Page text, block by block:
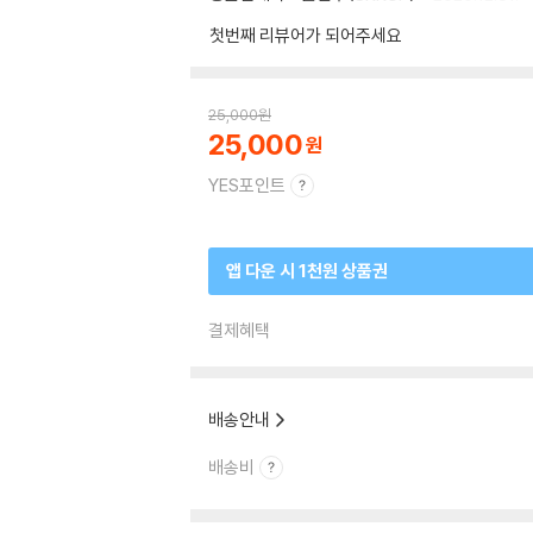
첫번째 리뷰어가 되어주세요
25,000원
25,000
YES포인트
앱 다운 시 1천원 상품권
결제혜택
배송안내
배송비